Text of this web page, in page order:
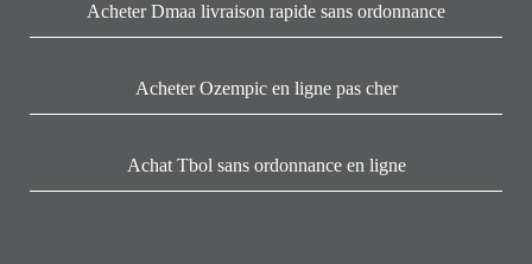
Acheter Dmaa livraison rapide sans ordonnance
Acheter Ozempic en ligne pas cher
Achat Tbol sans ordonnance en ligne